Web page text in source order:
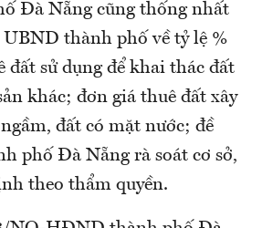
Đà Nẵng cũng thống nhất
UBND thành phố về tỷ lệ %
đất sử dụng để khai thác đất
khác; đơn giá thuê đất xây
đất có mặt nước; đề
phố Đà Nẵng rà soát cơ sở,
theo thẩm quyền.